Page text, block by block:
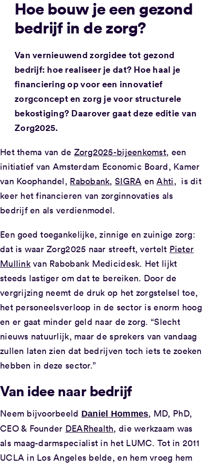
Hoe bouw je een gezond
bedrijf in de zorg?
Van vernieuwend zorgidee tot gezond
bedrijf: hoe realiseer je dat? Hoe haal je
financiering op voor een innovatief
zorgconcept en zorg je voor structurele
bekostiging? Daarover gaat deze editie van
Zorg2025.
Het thema van de Zorg2025-bijeenkomst, een
initiatief van Amsterdam Economic Board, Kamer
van Koophandel, Rabobank,SIGRA enAhti, is dit
keer het financieren van zorginnovaties als
bedrijf en als verdienmodel.
Een goed toegankelijke, zinnige en zuinige zorg:
dat is waar Zorg2025 naar streeft, vertelt Pieter
Mullinkvan Rabobank Medicidesk. Het lijkt
steeds lastiger om dat te bereiken. Door de
vergrijzing neemt de druk op het zorgstelsel toe,
het personeelsverloop in de sector is enorm hoog
en er gaat minder geld naar de zorg. “Slecht
nieuws natuurlijk, maar de sprekers van vandaag
zullen laten zien dat bedrijven toch iets te zoeken
hebben in deze sector.”
Van idee naar bedrijf
Neem bijvoorbeeld Daniel Hommes, MD, PhD,
CEO & Founder DEARhealth, die werkzaam was
als maag-darmspecialist in het LUMC. Tot in 2011
UCLA in Los Angeles belde, en hem vroeg hem